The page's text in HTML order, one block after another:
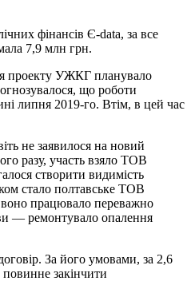
фінансів Є-data, за все
7,9 млн грн.
проекту УЖКГ планувало
що роботи
липня 2019-го. Втім, в цей час
не заявилося на новий
разу, участь взяло ТОВ
створити видимість
стало полтавське ТОВ
працювало переважно
— ремонтувало опалення
За його умовами, за 2,6
закінчити